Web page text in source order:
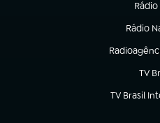
Rádio
Rádio
(abre
(abre em
TV
TV Brasil
(abre em